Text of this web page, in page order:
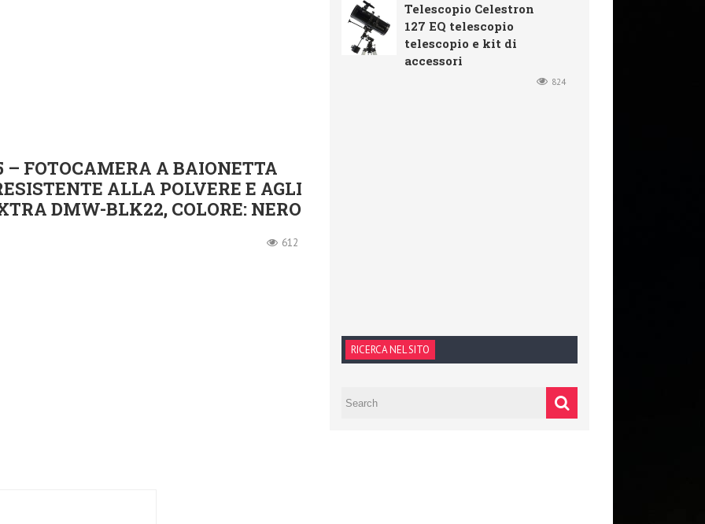
– FOTOCAMERA A BAIONETTA
ALLA POLVERE E AGLI
DMW-BLK22, COLORE: NERO
612
Telescopio Celestron
127 EQ telescopio
telescopio e kit di
accessori
824
RICERCA NEL SITO